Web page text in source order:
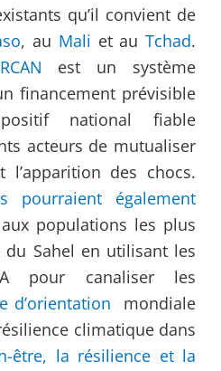
qu’il convient de
, au Mali et au Tchad.
est un système
financement prévisible
national fiable
acteurs de mutualiser
l’apparition des chocs.
pourraient également
aux populations les plus
Sahel en utilisant les
pour canaliser les
d’orientation mondiale
climatique dans
être, la résilience et la